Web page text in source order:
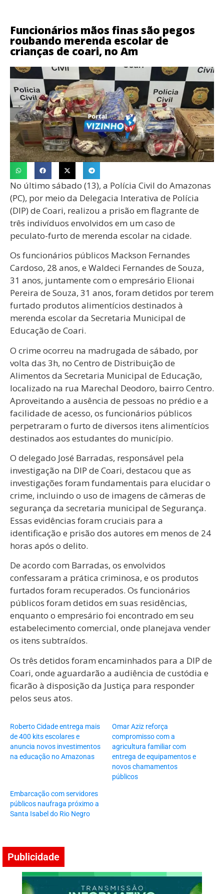
Funcionários mãos finas são pegos
roubando merenda escolar de
crianças de coari, no Am
No último sábado (13), a Polícia Civil do Amazonas
(PC), por meio da Delegacia Interativa de Polícia
(DIP) de Coari, realizou a prisão em flagrante de
três indivíduos envolvidos em um caso de
peculato-furto de merenda escolar na cidade.
Os funcionários públicos Mackson Fernandes
Cardoso, 28 anos, e Waldeci Fernandes de Souza,
31 anos, juntamente com o empresário Elionai
Pereira de Souza, 31 anos, foram detidos por terem
furtado produtos alimentícios destinados à
merenda escolar da Secretaria Municipal de
Educação de Coari.
O crime ocorreu na madrugada de sábado, por
volta das 3h, no Centro de Distribuição de
Alimentos da Secretaria Municipal de Educação,
localizado na rua Marechal Deodoro, bairro Centro.
Aproveitando a ausência de pessoas no prédio e a
facilidade de acesso, os funcionários públicos
perpetraram o furto de diversos itens alimentícios
destinados aos estudantes do município.
O delegado José Barradas, responsável pela
investigação na DIP de Coari, destacou que as
investigações foram fundamentais para elucidar o
crime, incluindo o uso de imagens de câmeras de
segurança da secretaria municipal de Segurança.
Essas evidências foram cruciais para a
identificação e prisão dos autores em menos de 24
horas após o delito.
De acordo com Barradas, os envolvidos
confessaram a prática criminosa, e os produtos
furtados foram recuperados. Os funcionários
públicos foram detidos em suas residências,
enquanto o empresário foi encontrado em seu
estabelecimento comercial, onde planejava vender
os itens subtraídos.
Os três detidos foram encaminhados para a DIP de
Coari, onde aguardarão a audiência de custódia e
ficarão à disposição da Justiça para responder
pelos seus atos.
Roberto Cidade entrega mais
de 400 kits escolares e
anuncia novos investimentos
na educação no Amazonas
Omar Aziz reforça
compromisso com a
agricultura familiar com
entrega de equipamentos e
novos chamamentos
públicos
Embarcação com servidores
públicos naufraga próximo a
Santa Isabel do Rio Negro
Publicidade